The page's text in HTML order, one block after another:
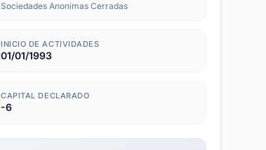
Sociedades Anonimas Cerradas
INICIO DE ACTIVIDADES
01/01/1993
CAPITAL DECLARADO
-6